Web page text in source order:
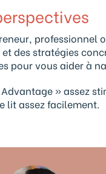
professionnel
des stratégies
pour vous aider à
Advantage » assez
lit assez facilement.